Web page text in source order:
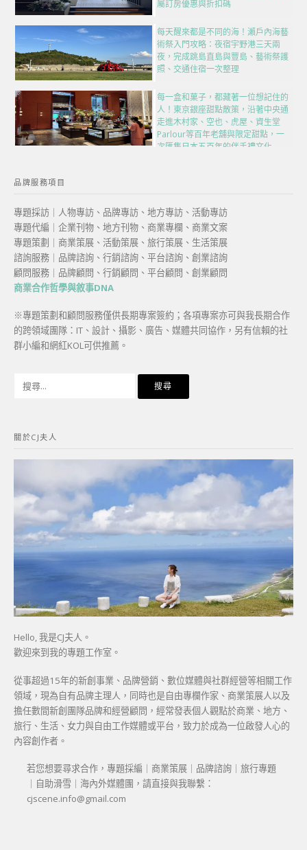
屬訂房優惠與折扣碼
每天醒來都是不同的海！瀨戶內海藝
術祭入門攻略：夜宿宇野港三天兩
夜，完成跳島直島與豐島、藝術祭護
照、交通住宿一次整理
每一盒和菓子，都藏著一位想記住的
人！東京銀座甜點散策，沿著中央通
走進木村家、空也、虎屋、資生堂
Parlour等百年老舖與限定甜點，一
次匯集日本五百年的伴手禮文化
品牌服務項目
專題採訪｜人物專訪、品牌專訪、地方專訪、活動專訪
專題代編｜企業刊物、地方刊物、商業專欄、商業文案
專題策劃｜商業策展、活動策展、旅行策展、生活策展
諮詢服務｜品牌諮詢、行銷諮詢、平台諮詢、創業諮詢
顧問服務｜品牌顧問、行銷顧問、平台顧問、創業顧問
商業合作哲學與敘事DNA
※專題策劃和顧問服務僅供長期專案簽約；各項專案亦可與我長期合作
的跨領域團隊：IT、設計、攝影、廣告、媒體共同協作，另有信賴的社
群小編和網紅KOL可供推薦。
字:
關於CJ夫人
Hello, 我是CJ夫人。
歡迎來到我的專題工作室。
從事超過15年的新創事業、品牌營銷、數位媒體與社群經營等相關工作
領域，現為自有品牌主理人，同時也是自由專欄作家、商業策展人以及
擔任數間新創團隊品牌和經營顧問，經常發表個人觀點於商業、地方、
旅行、生活、女力與自由工作媒體或平台，致力於成為一位啟發人心的
內容創作者。
若您想要尋求合作，專題採編｜商業策展｜品牌諮詢｜旅行專題
｜自助滑雪｜海內外媒體團，請直接與我聯繫：
cjscene.info@gmail.com